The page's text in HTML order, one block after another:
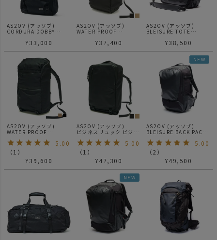
AS2OV (アッソブ)
CORDURA DOBBY
ルダー メッセンジャーバ
¥33,000
AS2OV (アッソブ)
WATER PROOF
BAG / バックパック
¥37,400
AS2OV (アッソブ)
BLEISURE TOTE
ジャーシリーズ
¥38,500
AS2OV (アッソブ)
WATER PROOF
CORDURA 305D
ROUND ZIP BACKPACK
/ バックパック リュック
5.00
（1 ）
¥39,600
AS2OV (アッソブ)
ビジネスリュック ビジネ
スバッグ バックパック
WATER PROOF
CORDURA 305D 2WAY
BAG Sサイズ 141608
5.00
（1 ）
¥47,300
NEW
AS2OV (アッソブ)
BLEISURE BACK PACK
Mサイズ / ブレジャーシ
リーズ
5.00
（2 ）
¥49,500
NEW